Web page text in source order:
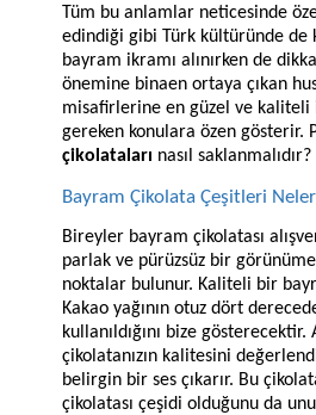
Tüm bu anlamlar neticesinde
edindiği gibi Türk kültüründe de
bayram ikramı alınırken de
önemine binaen ortaya çıkan
misafirlerine en güzel ve kaliteli
gereken konulara özen
çikolataları nasıl
Bayram Çikolata Çeşitleri
Bireyler bayram çikolatası
parlak ve pürüzsüz bir
noktalar bulunur. Kaliteli bir
Kakao yağının otuz dört
kullanıldığını bize
çikolatanızın kalitesini
belirgin bir ses çıkarır. Bu
çikolatası çeşidi olduğunu da